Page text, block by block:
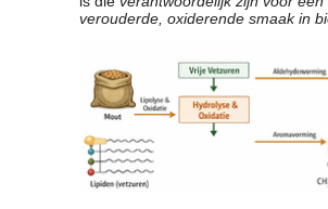
verouderde, oxiderende smaak in